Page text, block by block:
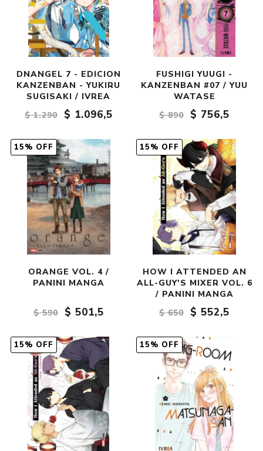
DNANGEL 7 - EDICION
KANZENBAN - YUKIRU
SUGISAKI / IVREA
$ 1.290
$ 1.096,5
FUSHIGI YUUGI -
KANZENBAN #07 / YUU
WATASE
$ 890
$ 756,5
15% OFF
ORANGE VOL. 4 /
PANINI MANGA
$ 590 $ 501,5
15% OFF
HOW I ATTENDED AN
ALL-GUY'S MIXER VOL. 6
/ PANINI MANGA
$ 650
$ 552,5
15% OFF 15% OFF